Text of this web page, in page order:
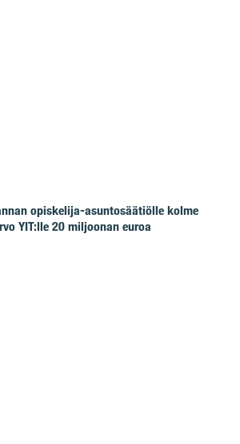
opiskelija-asuntosäätiölle kolme
YIT:lle 20 miljoonan euroa